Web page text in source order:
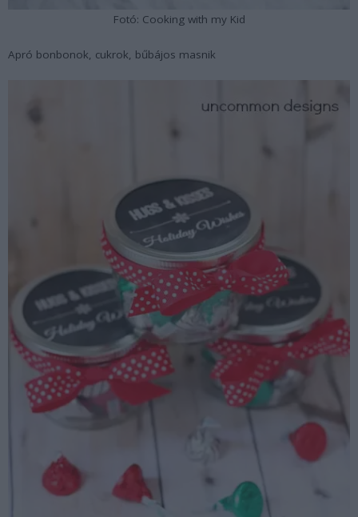
Fotó: Cooking with my Kid
Apró bonbonok, cukrok, bűbájos masnik